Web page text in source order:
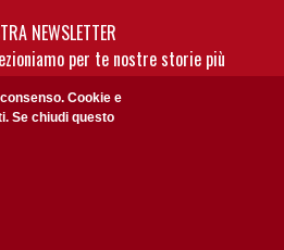
NEWSLETTER
per te nostre storie più
gli aggiornamenti della nostra
Cookie e
Se chiudi questo